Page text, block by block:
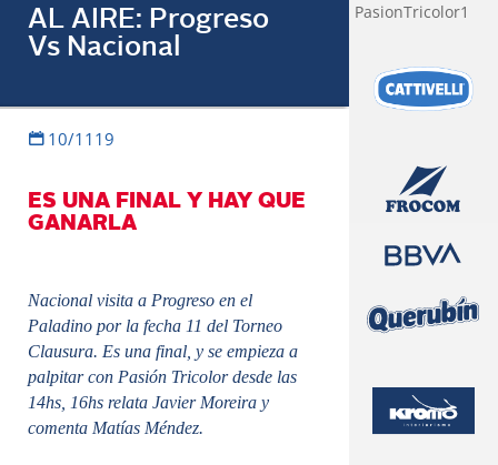
AL AIRE: Progreso
Vs Nacional
10/1119
ES UNA FINAL Y HAY QUE
GANARLA
Nacional visita a Progreso en el
Paladino por la fecha 11 del Torneo
Clausura. Es una final, y se empieza a
palpitar con Pasión Tricolor desde las
14hs, 16hs relata Javier Moreira y
comenta Matías Méndez.
PasionTricolor1